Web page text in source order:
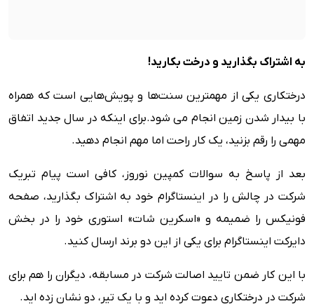
به اشتراک بگذارید و درخت بکارید!
درختکاری یکی از مهمترین سنت‌ها و پویش‌هایی است که همراه
با بیدار شدن زمین انجام می شود.برای اینکه در سال جدید اتفاق
مهمی را رقم بزنید، یک کار راحت اما مهم انجام دهید.
بعد از پاسخ به سوالات کمپین نوروز، کافی است پیام تبریک
شرکت در چالش را در اینستاگرام خود به اشتراک بگذارید، صفحه
فونیکس را ضمیمه و «اسکرین شات» استوری خود را در بخش
دایرکت اینستاگرام برای یکی از این دو برند ارسال کنید.
با این کار ضمن تایید اصالت شرکت در مسابقه، دیگران را هم برای
شرکت در درختکاری دعوت کرده اید و با یک تیر، دو نشان زده اید.